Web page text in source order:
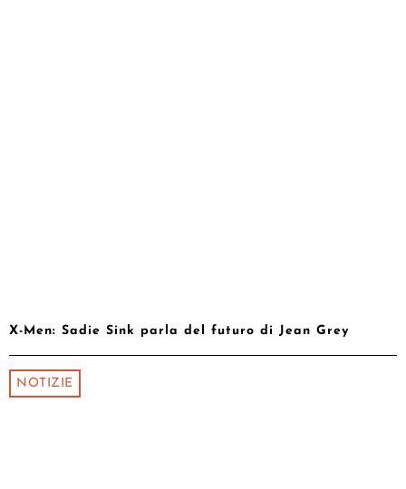
X-Men: Sadie Sink parla del futuro di Jean Grey
NOTIZIE